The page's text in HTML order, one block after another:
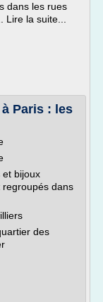
dans les rues
la suite...
Paris : les
et bijoux
dans
des